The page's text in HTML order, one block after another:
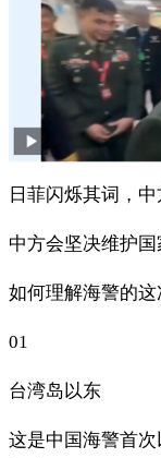
日菲闪烁其词，
中方会坚决维护国
如何理解海警的这
01
台湾岛以东
这是中国海警首